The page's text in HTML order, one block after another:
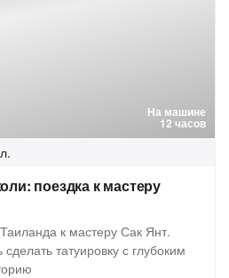
На машине
12 часов
поездка к мастеру
к мастеру Сак Янт.
татуировку с глубоким